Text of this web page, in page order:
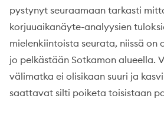
pystynyt seuraamaan tarkasti
korjuuaikanäyte-analyysien
mielenkiintoista seurata, niissä on
jo pelkästään Sotkamon alueella.
välimatka ei olisikaan suuri ja
saattavat silti poiketa toisistaan